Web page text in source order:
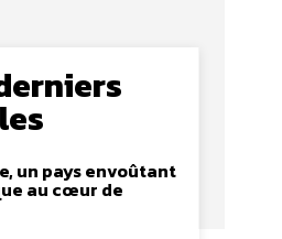
un pays envoûtant
au cœur de